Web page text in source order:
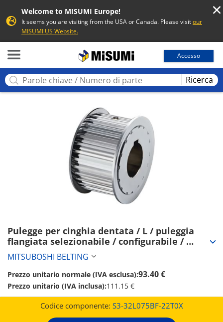
Welcome to MISUMI Europe!
It seems you are visiting from the USA or Canada. Please visitour
MISUMI US Website.
Accesso
Ricerca
Pulegge per cinghia dentata / L / puleggia
flangiata selezionabile / configurabile /
acciaio / brunito, nichelatura chimica / L075
(S3-32L075BF-22T0X)
MITSUBOSHI BELTING
Prezzo unitario normale (IVA esclusa):93.40 €
Prezzo unitario (IVA inclusa):111.15 €
Codice componente: S3-32L075BF-22T0X